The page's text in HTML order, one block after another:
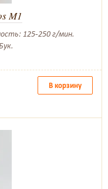
M1
125-250 г/мин.
В корзину